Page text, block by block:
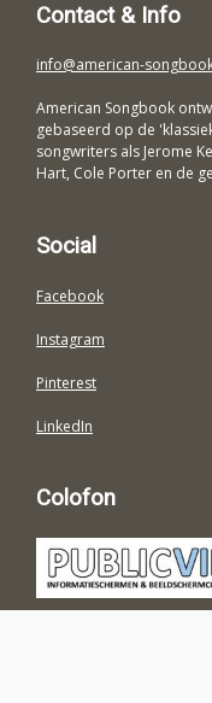
Contact & Info
info@american-
American Songbook
gebaseerd op de
songwriters als Jerome
Hart, Cole Porter en de
Social
Facebook
Instagram
Pinterest
LinkedIn
Colofon